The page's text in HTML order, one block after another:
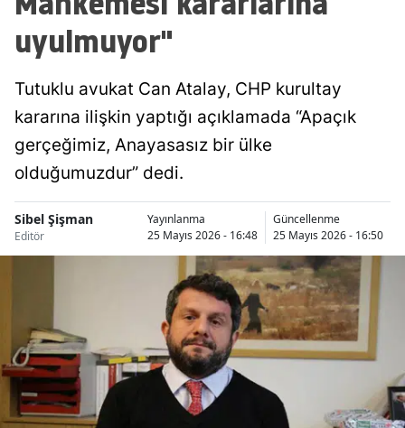
Aydın
Balıkesir
Bingöl
Bitlis
Bolu
Burdur
Bursa
Çanakkale
uyulmuyor"
Tutuklu avukat Can Atalay, CHP kurultay
kararına ilişkin yaptığı açıklamada “Apaçık
gerçeğimiz, Anayasasız bir ülke
olduğumuzdur” dedi.
Sibel Şişman
Editör
Yayınlanma
25 Mayıs 2026 - 16:48
Güncellenme
25 Mayıs 2026 - 16:50